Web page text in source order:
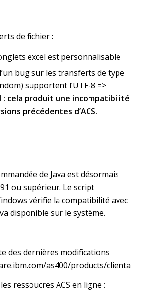
de fichier :
excel est personnalisable
bug sur les transferts de type
supportent l’UTF-8 =>
: cela produit une incompatibilité
précédentes d’ACS.
de Java est désormais
ou supérieur. Le script
vérifie la compatibilité avec
disponible sur le système.
des dernières modifications
as400/products/
ressoucres ACS en ligne :